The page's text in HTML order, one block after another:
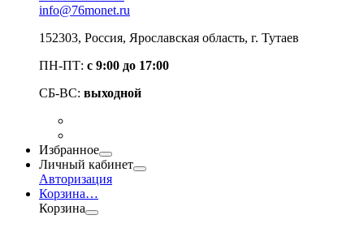
info@76monet.ru
152303, Россия, Ярославская область, г. Тутаев
ПН-ПТ: с 9:00 до 17:00
СБ-ВС: выходной
Избранное
Личный кабинет
Авторизация
Корзина…
Корзина